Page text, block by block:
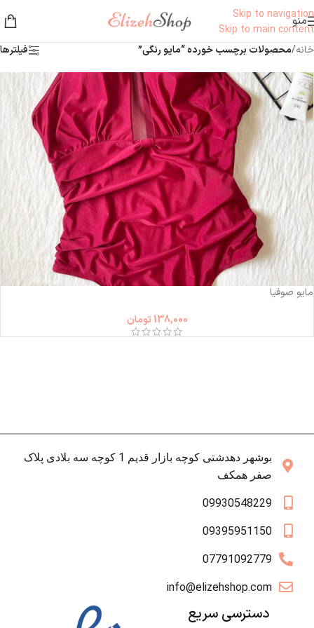
Skip to navigation
Skip to main content
منو
خانه/محصولات برچسب خورده “مايو رنگي” فیلترها
ناموجود
مایو‌ صوفیا
138,000 تومان
بوشهر دهدشتی کوچه بازار قدیم 1 کوچه سه بلادی پلاک
صفر همکف
09930548229
09395951150
07791092779
info@elizehshop.com
دسترسی سریع